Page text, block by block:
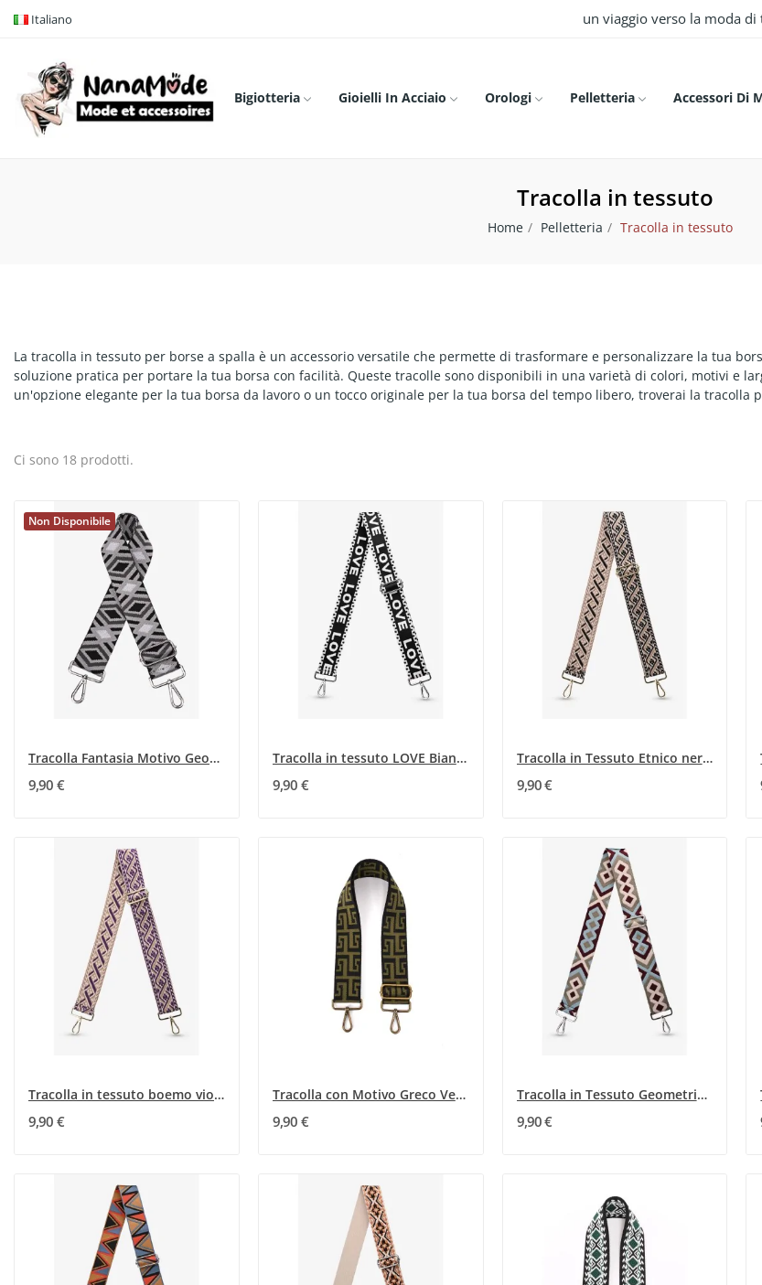
Italiano un viaggio verso la moda
Bigiotteria Gioielli In Acciaio Orologi Pelletteria Accessori Di
Tracolla in tessuto
Home Pelletteria Tracolla in tessuto
La tracolla in tessuto per borse a spalla è un accessorio versatile che permette di trasformare e personalizzare la tua
soluzione pratica per portare la tua borsa con facilità. Queste tracolle sono disponibili in una varietà di colori, motivi e
un'opzione elegante per la tua borsa da lavoro o un tocco originale per la tua borsa del tempo libero, troverai la tracolla
Ci sono 18 prodotti.
Non Disponibile
Tracolla Fantasia Motivo Geometrico nero e grigio
9,90 €
Tracolla in tessuto LOVE Bianco e Nero
9,90 €
Tracolla in Tessuto Etnico nero e beige
9,90 €
Tracolla in tessuto boemo viola
9,90 €
Tracolla con Motivo Greco Verde Militare e Nero
9,90 €
Tracolla in Tessuto Geometrico di Tendenza
9,90 €